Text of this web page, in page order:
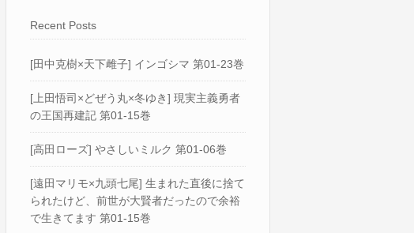
Recent Posts
[田中克樹×天下雌子] インゴシマ 第01-23巻
[上田悟司×どぜう丸×冬ゆき] 現実主義勇者
の王国再建記 第01-15巻
[高田ローズ] やさしいミルク 第01-06巻
[遠田マリモ×九頭七尾] 生まれた直後に捨て
られたけど、前世が大賢者だったので余裕
で生きてます 第01-15巻